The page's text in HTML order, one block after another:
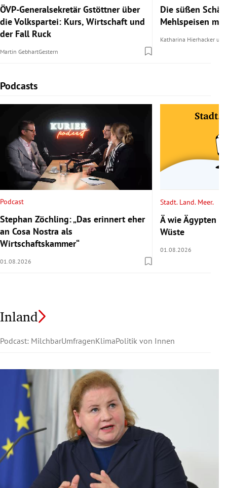
ÖVP-Generalsekretär Gstöttner über
die Volkspartei: Kurs, Wirtschaft und
der Fall Ruck
Martin GebhartGestern
Die süßen
Mehlspeisen
Katharina Hierhacker und
Podcasts
Slide 1 von 6
Podcast
Stephan Zöchling: „Das erinnert eher
an Cosa Nostra als
Wirtschaftskammer“
01.08.2026
Stadt. Land. Meer.
Ä wie Ägypten
Wüste
01.08.2026
Inland
Podcast: MilchbarUmfragenKlimaPolitik von Innen